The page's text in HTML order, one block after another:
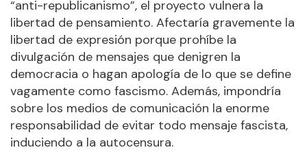
“anti-republicanismo”, el proyecto vulnera la
libertad de pensamiento. Afectaría gravemente la
libertad de expresión porque prohíbe la
divulgación de mensajes que denigren la
democracia o hagan apología de lo que se define
vagamente como fascismo. Además, impondría
sobre los medios de comunicación la enorme
responsabilidad de evitar todo mensaje fascista,
induciendo a la autocensura.